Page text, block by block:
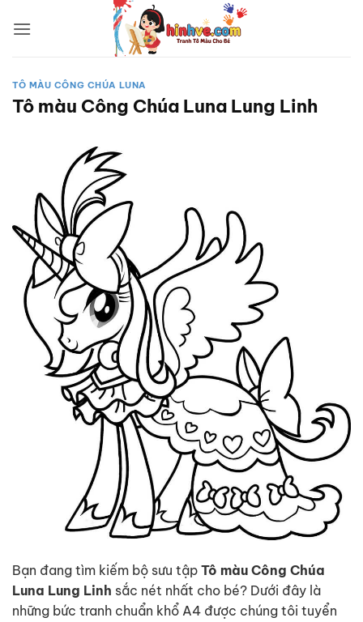
qua
TÔ MÀU CÔNG CHÚA LUNA
Tô màu Công Chúa Luna Lung Linh
Bạn đang tìm kiếm bộ sưu tập Tô màu Công Chúa
Luna Lung Linh sắc nét nhất cho bé? Dưới đây là
những bức tranh chuẩn khổ A4 được chúng tôi tuyển